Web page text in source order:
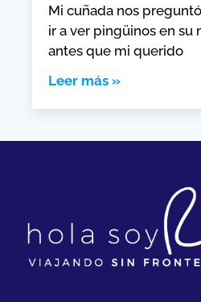
Mi cuñada nos
ir a ver pingüinos en su
antes que mi querido
Leer más »